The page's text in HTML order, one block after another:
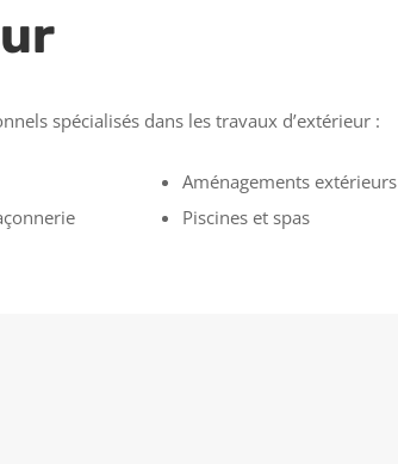
spécialisés dans les travaux d’extérieur :
Aménagements extérieurs
Piscines et spas